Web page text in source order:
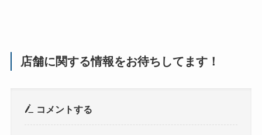
店舗に関する情報をお待ちしてます！
コメントする